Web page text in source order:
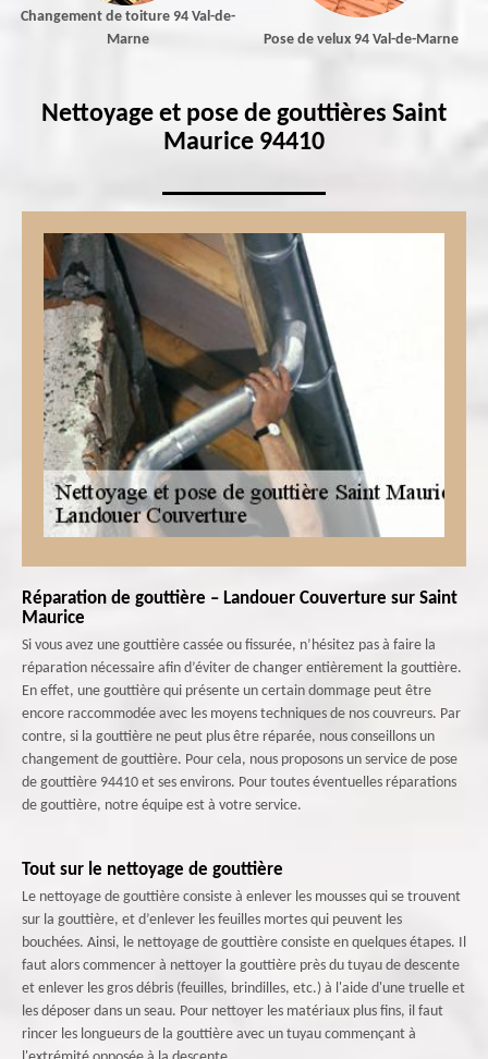
Changement de toiture 94 Val-de-
Marne
Pose de velux 94 Val-de-Marne
Nettoyage et pose de gouttières Saint
Maurice 94410
Réparation de gouttière – Landouer Couverture sur Saint
Maurice
Si vous avez une gouttière cassée ou fissurée, n’hésitez pas à faire la
réparation nécessaire afin d’éviter de changer entièrement la gouttière.
En effet, une gouttière qui présente un certain dommage peut être
encore raccommodée avec les moyens techniques de nos couvreurs. Par
contre, si la gouttière ne peut plus être réparée, nous conseillons un
changement de gouttière. Pour cela, nous proposons un service de pose
de gouttière 94410 et ses environs. Pour toutes éventuelles réparations
de gouttière, notre équipe est à votre service.
Tout sur le nettoyage de gouttière
Le nettoyage de gouttière consiste à enlever les mousses qui se trouvent
sur la gouttière, et d’enlever les feuilles mortes qui peuvent les
bouchées. Ainsi, le nettoyage de gouttière consiste en quelques étapes. Il
faut alors commencer à nettoyer la gouttière près du tuyau de descente
et enlever les gros débris (feuilles, brindilles, etc.) à l'aide d'une truelle et
les déposer dans un seau. Pour nettoyer les matériaux plus fins, il faut
rincer les longueurs de la gouttière avec un tuyau commençant à